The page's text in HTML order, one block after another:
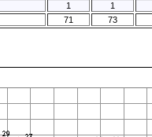
1
1
71 73